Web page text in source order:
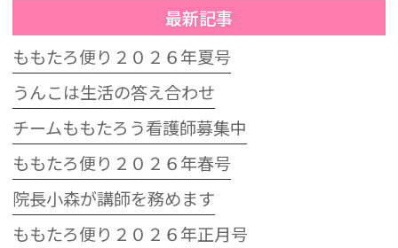
最新記事
ももたろ便り２０２６年夏号
うんこは生活の答え合わせ
チームももたろう看護師募集中
ももたろ便り２０２６年春号
院長小森が講師を務めます
ももたろ便り２０２６年正月号